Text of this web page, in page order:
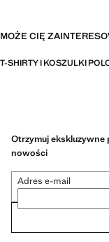
MOŻE CIĘ
T-SHIRTY I KOSZULKI
Otrzymuj
nowości
Adres e-mail